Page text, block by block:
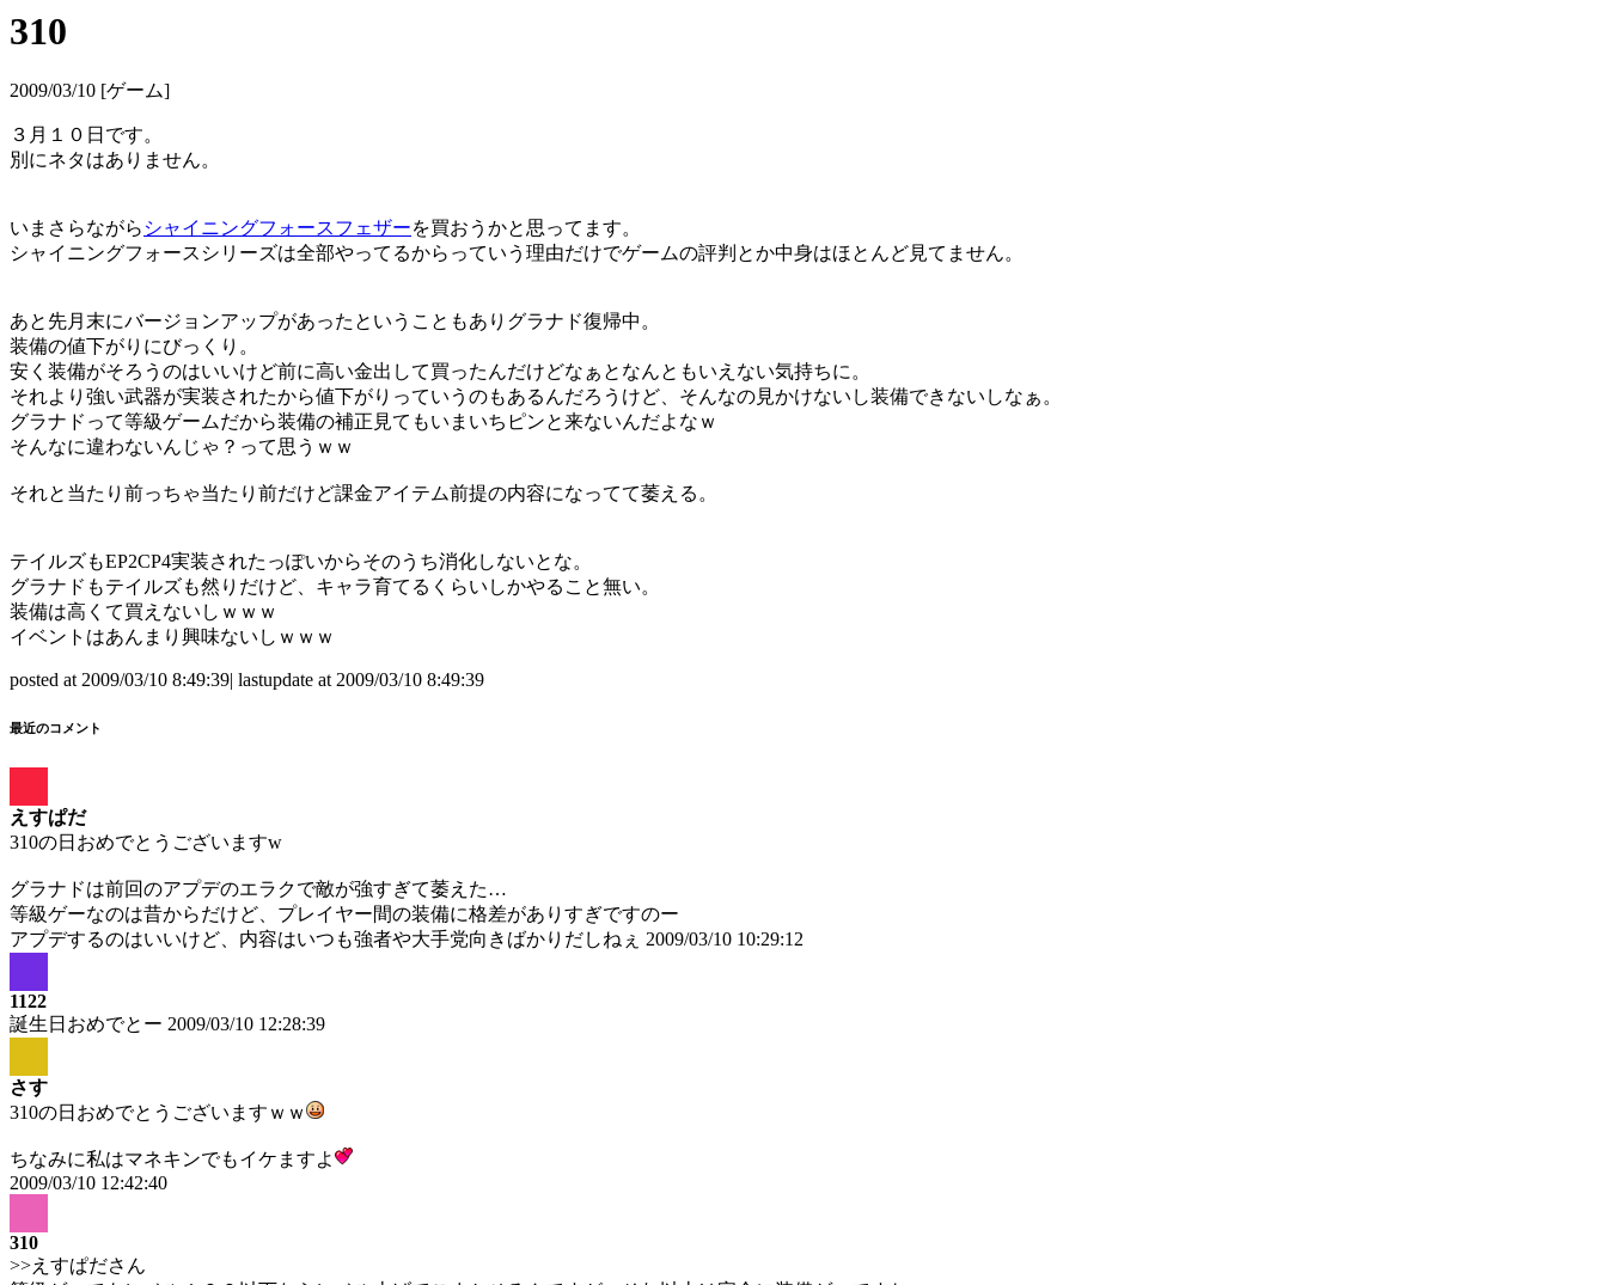
310
2009/03/10 [ゲーム]
３月１０日です。
別にネタはありません。
いまさらながら シャイニングフォースフェザーを買おうかと思ってます。
シャイニングフォースシリーズは全部やってるからっていう理由だけでゲームの評判とか中身はほとんど見てません。
あと先月末にバージョンアップがあったということもありグラナド復帰中。
装備の値下がりにびっくり。
安く装備がそろうのはいいけど前に高い金出して買ったんだけどなぁとなんともいえない気持ちに。
それより強い武器が実装されたから値下がりっていうのもあるんだろうけど、そんなの見かけないし装備できないしなぁ。
グラナドって等級ゲームだから装備の補正見てもいまいちピンと来ないんだよなｗ
そんなに違わないんじゃ？って思うｗｗ
それと当たり前っちゃ当たり前だけど課金アイテム前提の内容になってて萎える。
テイルズもEP2CP4実装されたっぽいからそのうち消化しないとな。
グラナドもテイルズも然りだけど、キャラ育てるくらいしかやること無い。
装備は高くて買えないしｗｗｗ
イベントはあんまり興味ないしｗｗｗ
posted at 2009/03/10 8:49:39| lastupdate at 2009/03/10 8:49:39
最近のコメント
えすぱだ
310の日おめでとうございますw
グラナドは前回のアプデのエラクで敵が強すぎて萎えた…
等級ゲーなのは昔からだけど、プレイヤー間の装備に格差がありすぎですのー
アプデするのはいいけど、内容はいつも強者や大手党向きばかりだしねぇ 2009/03/10 10:29:12
1122
誕生日おめでとー 2009/03/10 12:28:39
さす
310の日おめでとうございますｗｗ
ちなみに私はマネキンでもイケますよ
2009/03/10 12:42:40
310
>>えすぱださん